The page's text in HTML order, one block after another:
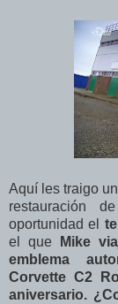
Aquí les traigo
restauración
oportunidad el
el que
Mike
emblema
Corvette C2
aniversario.